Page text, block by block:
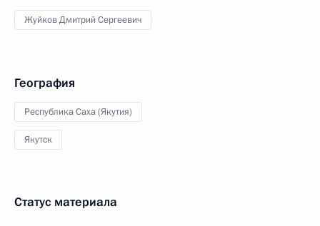
Жуйков Дмитрий Сергеевич
География
Республика Саха (Якутия)
Якутск
Статус материала